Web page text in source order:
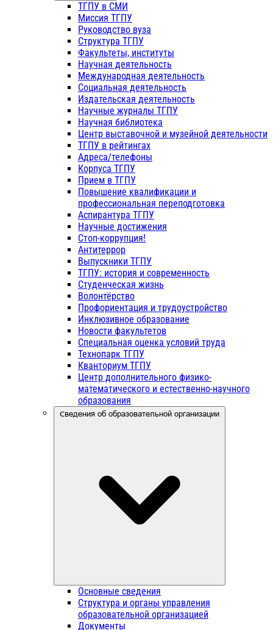
ТГПУ в СМИ
Миссия ТГПУ
Руководство вуза
Структура ТГПУ
Факультеты, институты
Научная деятельность
Международная деятельность
Социальная деятельность
Издательская деятельность
Научные журналы ТГПУ
Научная библиотека
Центр выставочной и музейной деятельности
ТГПУ в рейтингах
Адреса/телефоны
Корпуса ТГПУ
Прием в ТГПУ
Повышение квалификации и
профессиональная переподготовка
Аспирантура ТГПУ
Научные достижения
Стоп-коррупция!
Антитеррор
Выпускники ТГПУ
ТГПУ: история и современность
Студенческая жизнь
Волонтёрство
Профориентация и трудоустройство
Инклюзивное образование
Новости факультетов
Специальная оценка условий труда
Технопарк ТГПУ
Кванториум ТГПУ
Центр дополнительного физико-
математического и естественно-научного
образования
Сведения об образовательной организации
Основные сведения
Структура и органы управления
образовательной организацией
Документы